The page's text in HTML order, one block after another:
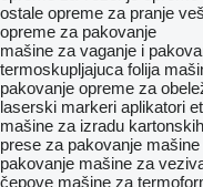
ostale opreme za pranje
opreme za pakovanje
mašine za vaganje i
termoskupljajuca folija
pakovanje opreme za
laserski markeri aplikatori
mašine za izradu
prese za pakovanje
pakovanje mašine za
čepove mašine za